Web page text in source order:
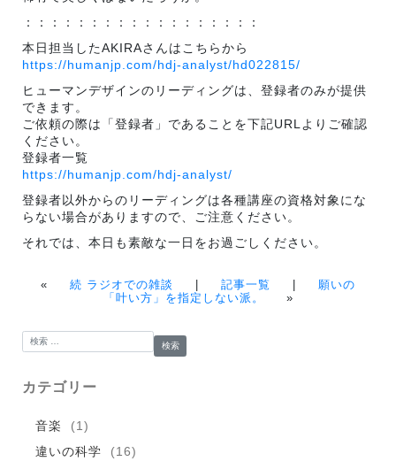
：：：：：：：：：：：：：：：：：：
本日担当したAKIRAさんはこちらから
https://humanjp.com/hdj-analyst/hd022815/
ヒューマンデザインのリーディングは、登録者のみが提供
できます。
ご依頼の際は「登録者」であることを下記URLよりご確認
ください。
登録者一覧
https://humanjp.com/hdj-analyst/
登録者以外からのリーディングは各種講座の資格対象にな
らない場合がありますので、ご注意ください。
それでは、本日も素敵な一日をお過ごしください。
« 続 ラジオでの雑談 | 記事一覧 |
願いの
「叶い方」を指定しない派。
»
検索:
カテゴリー
音楽
(1)
違いの科学
(16)